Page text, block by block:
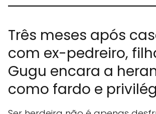
Três meses após
com ex-pedreiro,
Gugu encara a
como fardo e